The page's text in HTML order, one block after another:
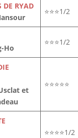
DE RYAD
⭐⭐⭐1/2
Ho
⭐⭐⭐1/2
et
⭐⭐⭐⭐⭐
⭐⭐⭐⭐1/2